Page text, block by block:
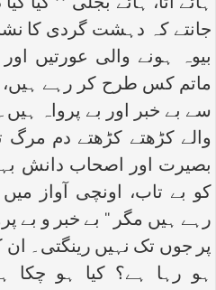
جانتے کہ دہشت گردی کا
بیوہ ہونے والی عورتیں اور
ماتم کس طرح کر رہے ہیں،
سے بے خبر اور بے پرواہ
والے کڑھتے کڑھتے دم مرگ
بصیرت اور اصحاب دانش
کو بے تاب، اونچی آواز
رہے ہیں مگر ‘‘ بے خبر و بے
پر جوں تک نہیں رینگتی۔ ان
ہو رہا ہے؟ کیا ہو چکا